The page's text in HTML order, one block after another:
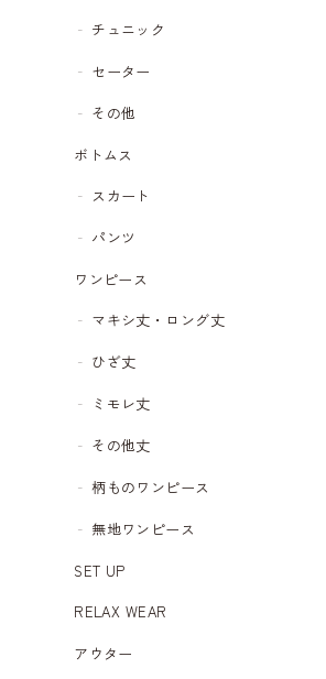
チュニック
セーター
その他
ボトムス
スカート
パンツ
ワンピース
マキシ丈・ロング丈
ひざ丈
ミモレ丈
その他丈
柄ものワンピース
無地ワンピース
SET UP
RELAX WEAR
アウター